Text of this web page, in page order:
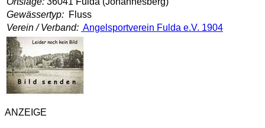
Gewässertyp: Fluss
Verein / Verband: Angelsportverein Fulda e.V. 1904
ANZEIGE